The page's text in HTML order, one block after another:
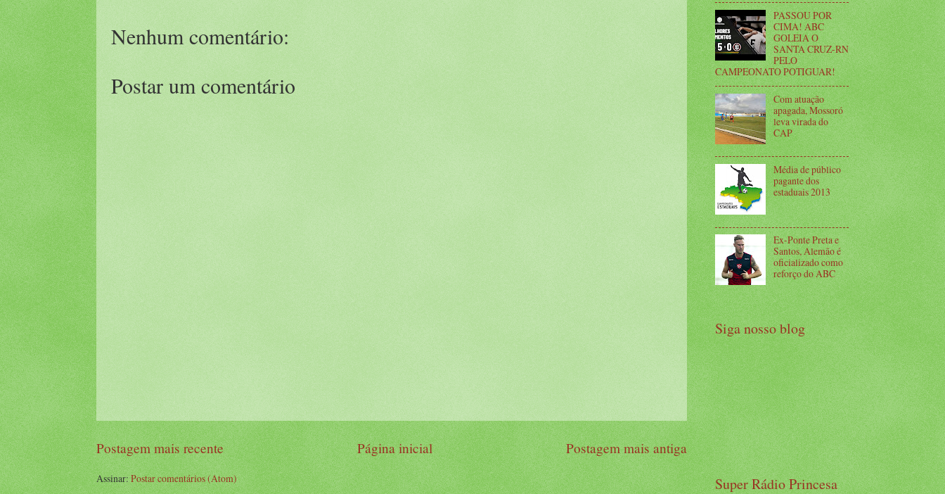
Nenhum comentário:
Postar um comentário
Postagem mais recente Postagem mais antiga
Página inicial
Assinar:Postar comentários (Atom)
PASSOU POR
CIMA! ABC
GOLEIA O
SANTA CRUZ-RN
PELO
CAMPEONATO POTIGUAR!
Com atuação
apagada, Mossoró
leva virada do
CAP
Média de público
pagante dos
estaduais 2013
Ex-Ponte Preta e
Santos, Alemão é
oficializado como
reforço do ABC
Siga nosso blog
Super Rádio Princesa